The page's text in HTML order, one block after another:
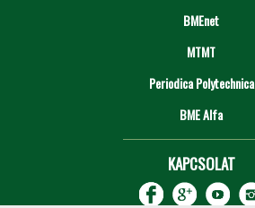
BMEnet
MTMT
Periodica Polytechnica
BME Alfa
KAPCSOLAT